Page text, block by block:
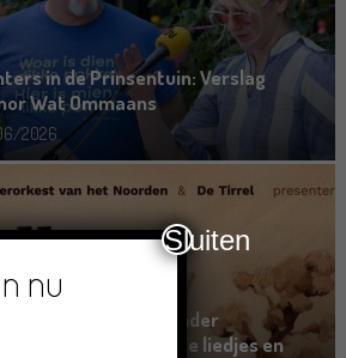
in de Prinsentuin: Verslag
Wat Ommaans
2026
voor bijzonder
met Groningse liedjes en
nu
Sluiten